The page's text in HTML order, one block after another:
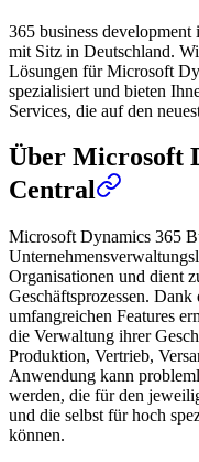
365 business
mit Sitz in Deutschland.
Lösungen für Microsoft
spezialisiert und bieten
Services, die auf den
Über Microsoft
Central
Microsoft Dynamics 365
Organisationen und dient
Geschäftsprozessen.
umfangreichen Features
die Verwaltung ihrer
Produktion, Vertrieb,
Anwendung kann
werden, die für den
und die selbst für hoch
können.